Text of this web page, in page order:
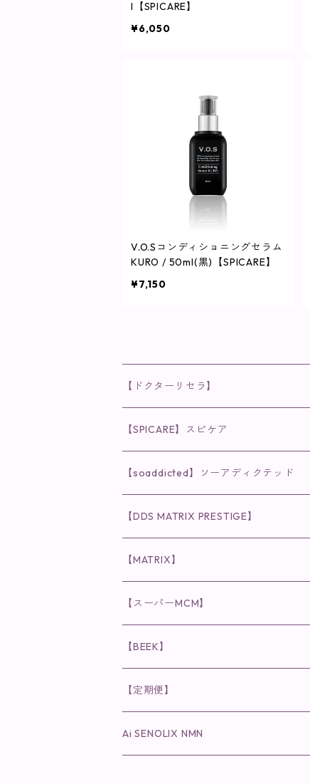
l【SPICARE】
¥6,050
V.O.Sコンディショニングセラム
KURO / 50ml(黒)【SPICARE】
¥7,150
【ドクターリセラ】
◉AQUA VENUS
クレンジング・洗顔
化粧水
保湿ジェル・クリーム
ラディール
◉VI PLANTE
リキッド
ディフェンサー
メイク小物
◉ナチュリスティーアクレス
クレンジング
洗顔
◉インナーケア
食品
粒タイプ
◉cocochia
ヘナカラー
ヘアファンデーション
◉美顔器
◉スペシャルケア
◉肌悩み
【SPICARE】スピケア
◉V3シリーズ
ファンデーション・ベース
クレンジング・洗顔
リップ
◉V3 VSPIC C Line
クレンジング・洗顔
化粧水
◉スピケアシリーズ
◉V.O.Sシリーズ
クレンジング・洗顔
化粧水
◉メンズシリーズ
クレンジング・洗顔
化粧水
◉MESシリーズ
【soaddicted】ソーアディクテッド
ラッシュアディクト
まつ毛用美容液
眉毛用美容液
リップアディクト
唇用美容液
ヘアアディクト
【DDS MATRIX PRESTIGE】
スキンケアシリーズ
美容液
【MATRIX】
スキンケアシリーズ
美容液
洗顔
【スーパーMCM】
インナーケア
【BEEK】
インナーケア
【定期便】
Ai SENOLIX NMN